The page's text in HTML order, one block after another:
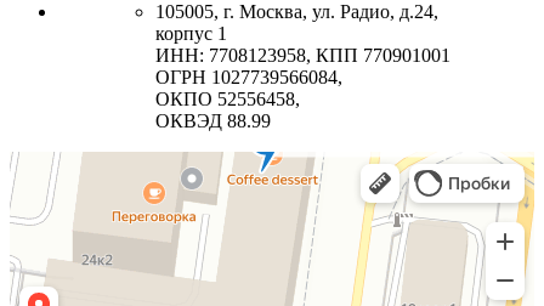
105005, г. Москва, ул. Радио, д.24,
корпус 1
ИНН: 7708123958, КПП 770901001
ОГРН 1027739566084,
ОКПО 52556458,
ОКВЭД 88.99